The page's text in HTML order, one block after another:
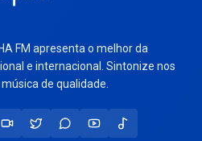
FM apresenta o melhor da
e internacional. Sintonize nos
de qualidade.